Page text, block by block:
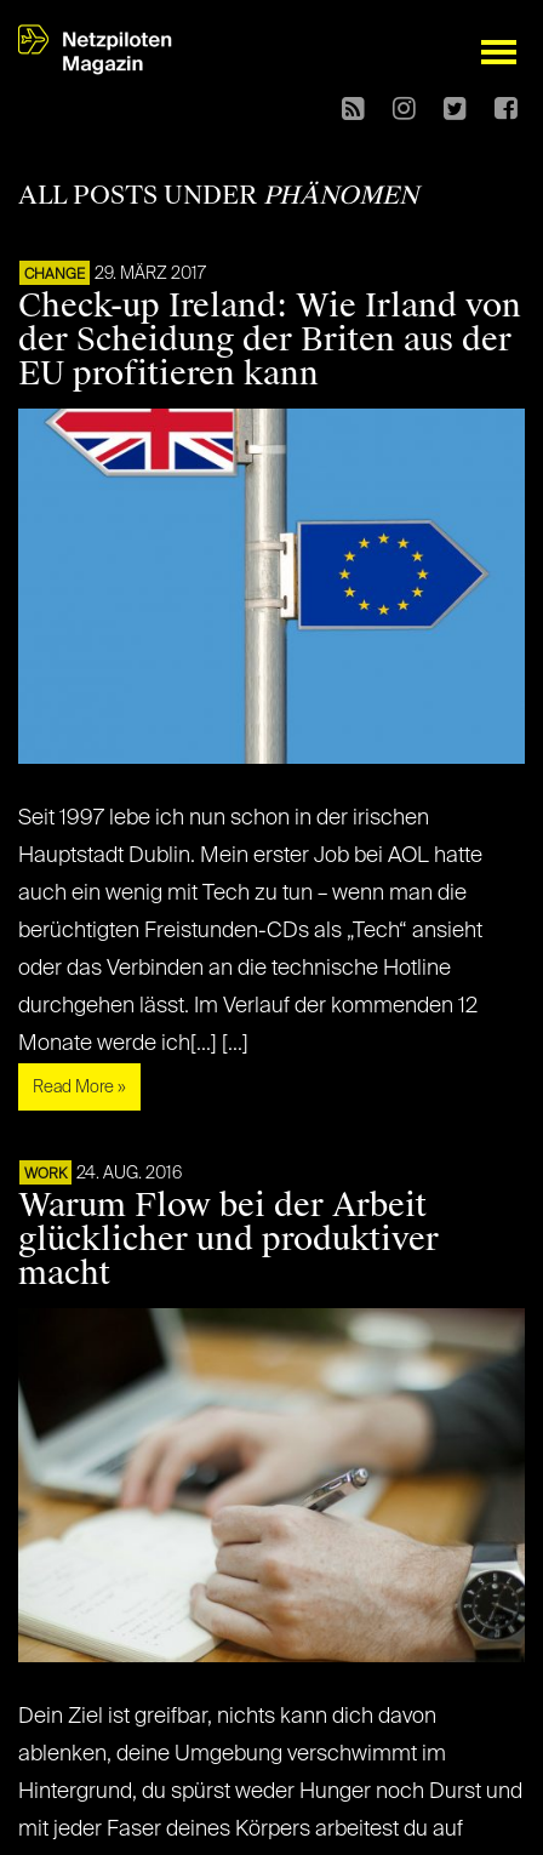
open
ALL POSTS UNDER PHÄNOMEN
CHANGE 29. MÄRZ 2017
Check-up Ireland: Wie Irland von
der Scheidung der Briten aus der
EU profitieren kann
Seit 1997 lebe ich nun schon in der irischen
Hauptstadt Dublin. Mein erster Job bei AOL hatte
auch ein wenig mit Tech zu tun – wenn man die
berüchtigten Freistunden-CDs als „Tech“ ansieht
oder das Verbinden an die technische Hotline
durchgehen lässt. Im Verlauf der kommenden 12
Monate werde ich[...] [...]
Read More »
WORK 24. AUG. 2016
Warum Flow bei der Arbeit
glücklicher und produktiver
macht
Dein Ziel ist greifbar, nichts kann dich davon
ablenken, deine Umgebung verschwimmt im
Hintergrund, du spürst weder Hunger noch Durst und
mit jeder Faser deines Körpers arbeitest du auf